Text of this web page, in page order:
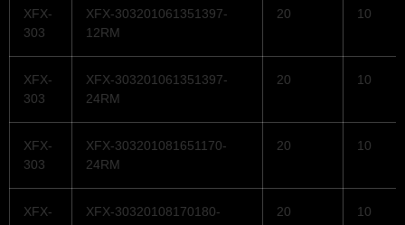
XFX-
303
XFX-303201061351397-
12RM
20 10
XFX-
303
XFX-303201061351397-
24RM
20 10
XFX-
303
XFX-303201081651170-
24RM
20 10
XFX-
XFX-30320108170180-
20 10